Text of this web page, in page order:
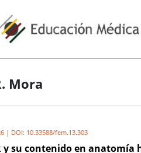
Mora
| DOI: 10.33588/fem.13.303
y su contenido en anatomía